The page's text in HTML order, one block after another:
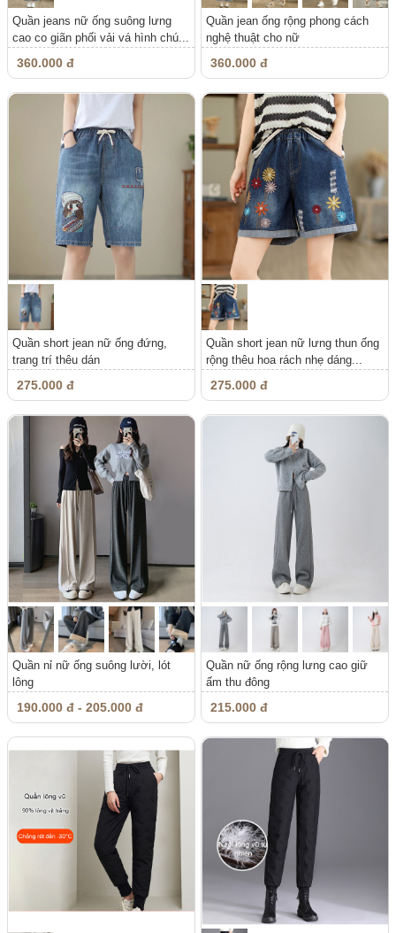
Quần jeans nữ ống suông lưng
cao co giãn phối vải vá hình chú...
360.000 đ
Quần jean ống rộng phong cách
nghệ thuật cho nữ
360.000 đ
Quần short jean nữ ống đứng,
trang trí thêu dán
275.000 đ
Quần short jean nữ lưng thun ống
rộng thêu hoa rách nhẹ dáng...
275.000 đ
Quần nỉ nữ ống suông lười, lót
lông
190.000 đ - 205.000 đ
Quần nữ ống rộng lưng cao giữ
ấm thu đông
215.000 đ